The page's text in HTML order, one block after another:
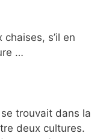
s’il en
…
trouvait dans la
deux cultures.